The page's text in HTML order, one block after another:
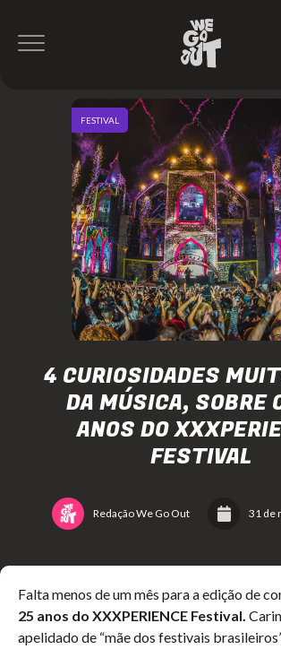
4 CURIOSIDADES
DA MÚSICA, SOBRE
ANOS DO
FESTIVAL
Redação We Go Out 31 de
FESTIVAL
Falta menos de um mês para a edição de
25 anos do XXXPERIENCE Festival.
apelidado de “mãe dos festivais